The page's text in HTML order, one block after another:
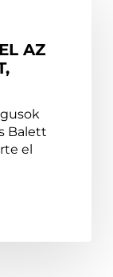
AZ
Balett
el